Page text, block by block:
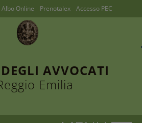
AVVOCATI
Emilia
Albo Online Prenotalex Accesso PEC